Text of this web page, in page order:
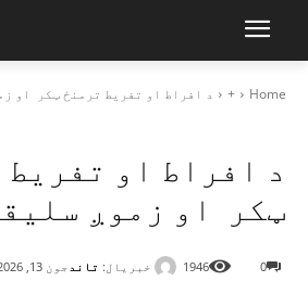
Home
+ د افراط او تفريط ترمنځ ټکر او
د افراط او
ټکر او زموږ
خبریال: تاند جون 13, 2026 0
1946